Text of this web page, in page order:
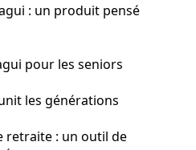
: un produit pensé
pour les seniors
les générations
retraite : un outil de